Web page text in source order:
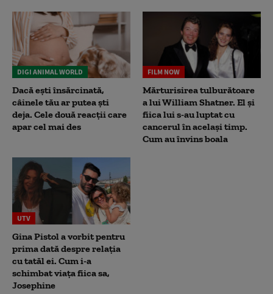
DIGI ANIMAL WORLD
Dacă ești însărcinată,
câinele tău ar putea ști
deja. Cele două reacții care
apar cel mai des
FILM NOW
Mărturisirea tulburătoare
a lui William Shatner. El și
fiica lui s-au luptat cu
cancerul în același timp.
Cum au învins boala
UTV
Gina Pistol a vorbit pentru
prima dată despre relația
cu tatăl ei. Cum i-a
schimbat viața fiica sa,
Josephine